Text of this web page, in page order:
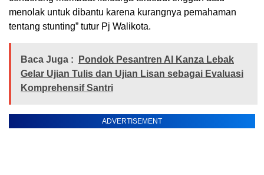
menolak untuk dibantu karena kurangnya pemahaman
tentang stunting” tutur Pj Walikota.
Baca Juga :
Pondok Pesantren Al Kanza Lebak
Gelar Ujian Tulis dan Ujian Lisan sebagai Evaluasi
Komprehensif Santri
ADVERTISEMENT